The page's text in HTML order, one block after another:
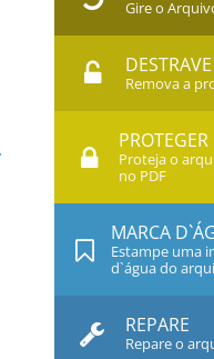
Gire o
DESTRAVE
Remova a
PROTEGER
Proteja o
no PDF
MARCA
Estampe uma
d`água do
REPARE
Repare o